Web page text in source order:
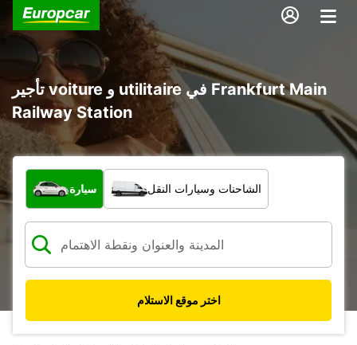
تأجير voiture و utilitaire في Frankfurt Main
Railway Station
ما نوع المركبة؟
سيارة الشاحنات وسيارات النقل
اختر موقع الاستلام